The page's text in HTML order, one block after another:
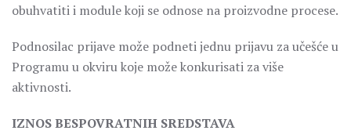
obuhvatiti i module koji se odnose na proizvodne procese.
Podnosilac prijave može podneti jednu prijavu za učešće u
Programu u okviru koje može konkurisati za više
aktivnosti.
IZNOS BESPOVRATNIH SREDSTAVA